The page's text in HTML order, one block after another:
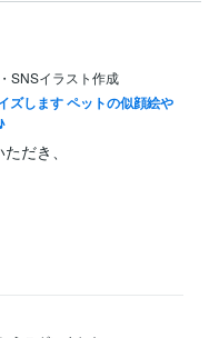
SNSイラスト作成
ズします ペットの似顔絵や
だき、